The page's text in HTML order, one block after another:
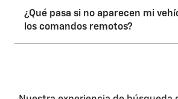
Existen muchos motivos por los que
comando para encender o destrabar
Asegúrate de que la batería del
¿Qué pasa si no aparecen mi
los comandos remotos?
derecha para explorar los vehículos.